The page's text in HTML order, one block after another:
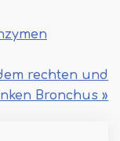
rechten und
Bronchus »